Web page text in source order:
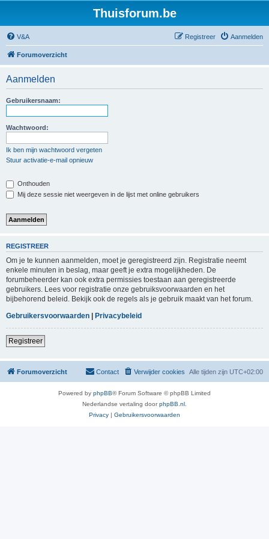
Thuisforum.be
V&A Aanmelden
Registreer
Forumoverzicht
Aanmelden
Gebruikersnaam:
Wachtwoord:
Ik ben mijn wachtwoord vergeten
Stuur activatie-e-mail opnieuw
Onthouden
Mij deze sessie niet weergeven in de lijst met online gebruikers
REGISTREER
Om je te kunnen aanmelden, moet je geregistreerd zijn. Registratie neemt
enkele minuten in beslag, maar geeft je extra mogelijkheden. De
forumbeheerder kan ook extra permissies toestaan aan geregistreerde
gebruikers. Lees voor registratie onze gebruiksvoorwaarden en het
bijbehorend beleid. Bekijk ook de regels als je gebruik maakt van het forum.
Gebruikersvoorwaarden | Privacybeleid
Registreer
Forumoverzicht Alle tijden zijn UTC+02:00
Verwijder cookies
Contact
Powered by phpBB® Forum Software © phpBB Limited
Nederlandse vertaling doorphpBB.nl
Privacy | Gebruikersvoorwaarden